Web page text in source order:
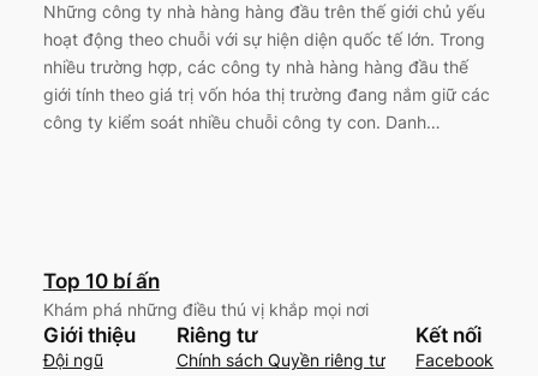
Những công ty nhà hàng hàng đầu trên thế giới chủ yếu
hoạt động theo chuỗi với sự hiện diện quốc tế lớn. Trong
nhiều trường hợp, các công ty nhà hàng hàng đầu thế
giới tính theo giá trị vốn hóa thị trường đang nắm giữ các
công ty kiểm soát nhiều chuỗi công ty con. Danh…
Top 10 bí ấn
Khám phá những điều thú vị khắp mọi nơi
Giới thiệu
Đội ngũ
Riêng tư
Chính sách Quyền riêng tư
Kết nối
Facebook